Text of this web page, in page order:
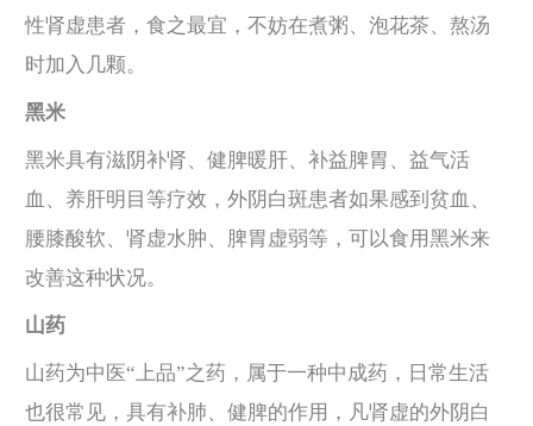
性肾虚患者，食之最宜，不妨在煮粥、泡花茶、熬汤
时加入几颗。
黑米
黑米具有滋阴补肾、健脾暖肝、补益脾胃、益气活
血、养肝明目等疗效，外阴白斑患者如果感到贫血、
腰膝酸软、肾虚水肿、脾胃虚弱等，可以食用黑米来
改善这种状况。
山药
山药为中医“上品”之药，属于一种中成药，日常生活
也很常见，具有补肺、健脾的作用，凡肾虚的外阴白